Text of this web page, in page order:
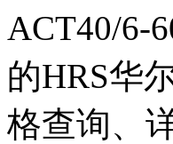
ACT40/6-
的HRS华
格查询、